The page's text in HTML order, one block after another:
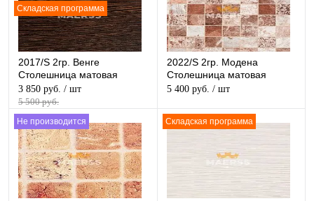
Складская программа
2017/S 2гр. Венге
Столешница матовая
3 850 руб. / шт
5 500 руб.
2022/S 2гр. Модена
Столешница матовая
5 400 руб. / шт
Не производится Складская программа